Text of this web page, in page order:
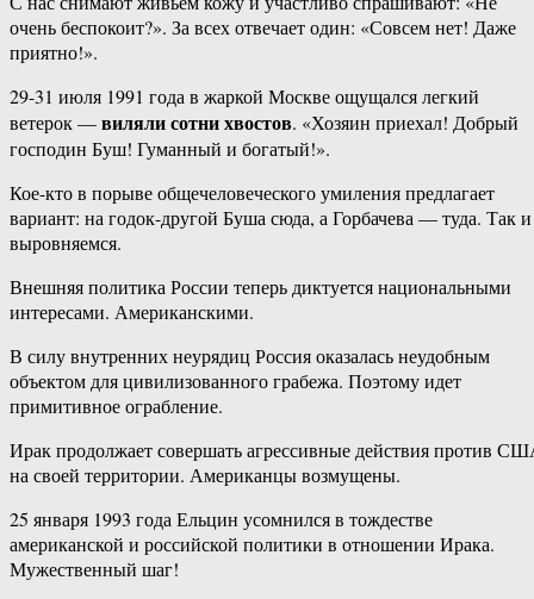
очень беспокоит?». За всех отвечает один: «Совсем нет! Даже
приятно!».
29-31 июля 1991 года в жаркой Москве ощущался легкий
ветерок —виляли сотни хвостов. «Хозяин приехал! Добрый
господин Буш! Гуманный и богатый!».
Кое-кто в порыве общечеловеческого умиления предлагает
вариант: на годок-другой Буша сюда, а Горбачева — туда. Так и
выровняемся.
Внешняя политика России теперь диктуется национальными
интересами. Американскими.
В силу внутренних неурядиц Россия оказалась неудобным
объектом для цивилизованного грабежа. Поэтому идет
примитивное ограбление.
Ирак продолжает совершать агрессивные действия против
на своей территории. Американцы возмущены.
25 января 1993 года Ельцин усомнился в тождестве
американской и российской политики в отношении Ирака.
Мужественный шаг!